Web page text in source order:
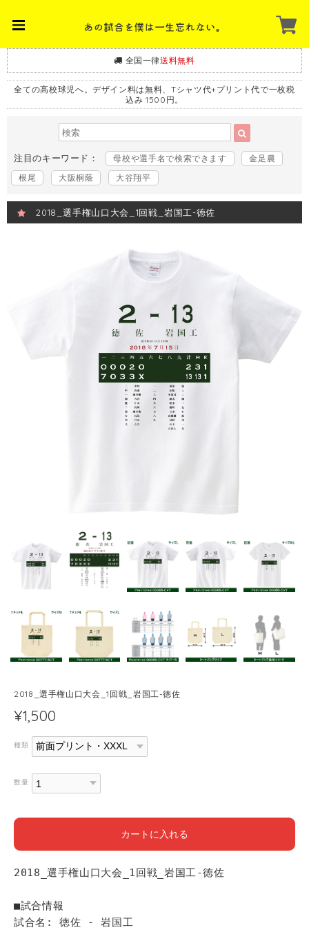
全国一律送料無料
全ての高校球児へ。デザイン料は無料、Tシャツ代+プリント代で一枚税
込み 1500円。
注目のキーワード： 母校や選手名で検索できます
金足農
根尾
大阪桐蔭 大谷翔平
2018_選手権山口大会_1回戦_岩国工-徳佐
2018_選手権山口大会_1回戦_岩国工-徳佐
¥1,500
種類
数量
カートに入れる
2018_選手権山口大会_1回戦_岩国工-徳佐
■試合情報
試合名: 徳佐 - 岩国工